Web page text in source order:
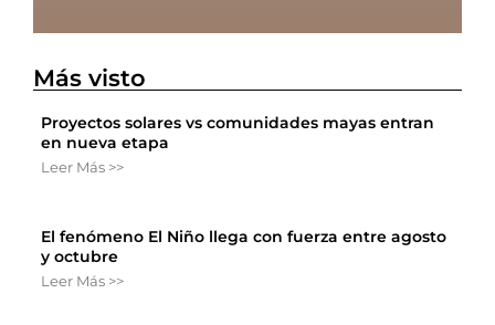
Más visto
Proyectos solares vs comunidades mayas entran
en nueva etapa
Leer Más >>
El fenómeno El Niño llega con fuerza entre agosto
y octubre
Leer Más >>